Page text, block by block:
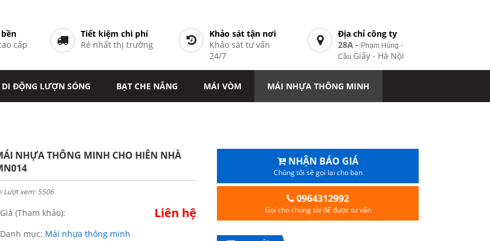
cấp
Tiết kiệm chi phí
Rẻ nhất thị trường
Khảo sát tận nơi
Khảo sát tư vấn
24/7
Địa chỉ công ty
28A - Phạm Hùng -
Cầu Giấy - Hà Nội
DI ĐỘNG LƯỢN SÓNG BẠT CHE NẮNG MÁI VÒM MÁI NHỰA THÔNG MINH
NHỰA THÔNG MINH CHO HIÊN NHÀ
Lượt xem: 5506
(Tham khảo): Liên hệ
mục: Mái nhựa thông minh
NHẬN BÁO GIÁ
Chúng tôi sẽ gọi lại cho bạn
0964312992
Gọi cho chúng tôi để được tư vấn